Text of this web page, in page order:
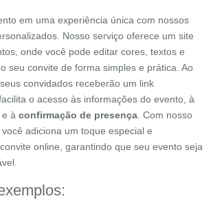
em uma experiência única com nossos
Nosso serviço oferece um site
onde você pode editar cores, textos e
seu convite de forma simples e prática. Ao
convidados receberão um link
o acesso às informações do evento, à
e à confirmação de presença . Com nosso
, você adiciona um toque especial e
online, garantindo que seu evento seja